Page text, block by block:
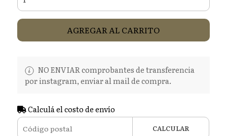
AGREGAR AL CARRITO
NO ENVIAR comprobantes de transferencia
por instagram, enviar al mail de compra.
Calculá el costo de envío
CALCULAR